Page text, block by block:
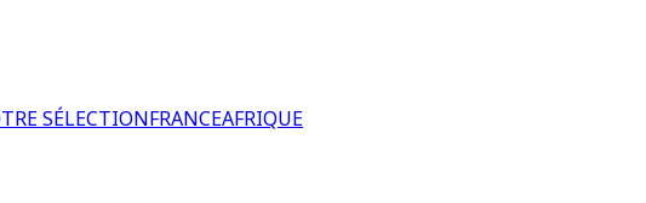
SÉLECTIONFRANCEAFRIQUE